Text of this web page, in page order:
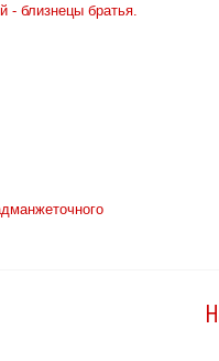
- близнецы братья.